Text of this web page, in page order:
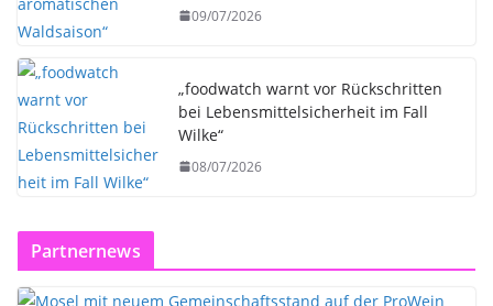
09/07/2026
„foodwatch warnt vor Rückschritten
bei Lebensmittelsicherheit im Fall
Wilke“
08/07/2026
Partnernews